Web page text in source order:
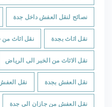
نصائح لنقل العفش داخل جدة
نقل اثاث بجدة نقل اثاث من
نقل الاثاث من الخبر الى الرياض
نقل العفش بجدة نقل
نقل العفش من جازان الى جدة